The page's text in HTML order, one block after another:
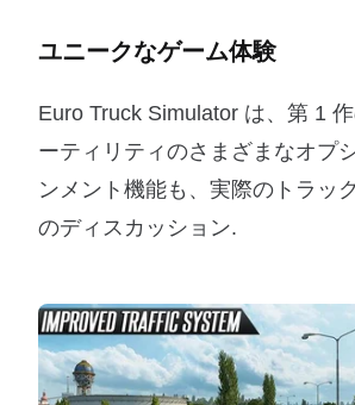
ユニークなゲーム体験
Euro Truck Simulator は、第 1
ーティリティのさまざまなオプ
ンメント機能も、実際のトラッ
のディスカッション.